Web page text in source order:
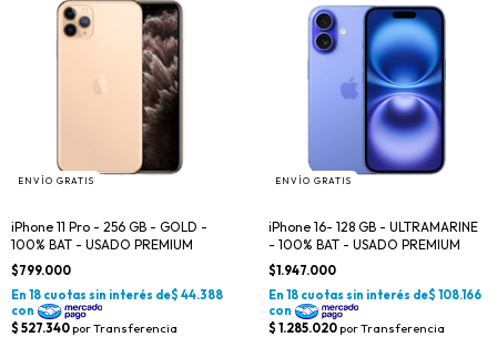
ENVÍO GRATIS
iPhone 11 Pro - 256 GB - GOLD -
100% BAT - USADO PREMIUM
$799.000
ENVÍO GRATIS
iPhone 16- 128 GB - ULTRAMARINE
- 100% BAT - USADO PREMIUM
$1.947.000